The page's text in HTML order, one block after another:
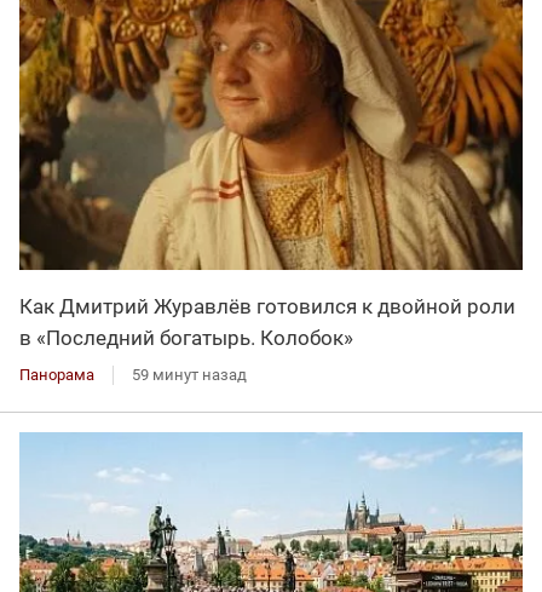
Как Дмитрий Журавлёв готовился к двойной роли
в «Последний богатырь. Колобок»
Панорама 59 минут назад